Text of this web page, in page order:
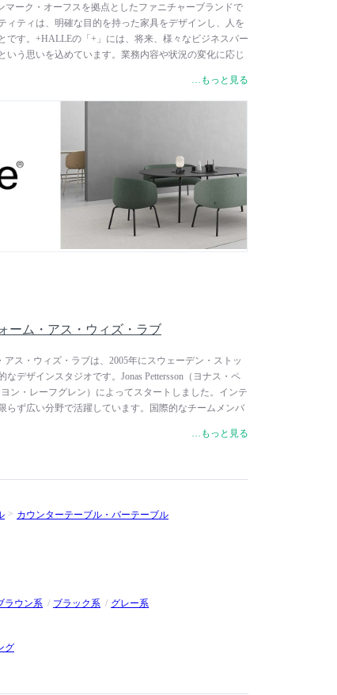
マーク・オーフスを拠点としたファニチャーブランドで
ィティは、明確な目的を持った家具をデザインし、人を
です。+HALLEの「+」には、将来、様々なビジネスパー
いう思いを込めています。業務内容や状況の変化に応じ
、プライバシーの確保に人々がどう関わっていくのか
ティスト、ライターなど様々な分野の専門家と一緒に探
製品の部材の組み立て、縫製は全てデンマーク内で行わ
ルの環境基準に従って製造されています。FSC認証を取
ているほか、金属部品は、99％リサイクル可能なスチー
は、伝統的なやり方に固執せず、ポジティブな変化を
ブランドの代表的存在です。
…もっと見る
ーム・アス・ウィズ・ラブ
アス・ウィズ・ラブは、2005年にスウェーデン・ストッ
デザインスタジオです。Jonas Pettersson（ヨナス・ペ
ヨン・レーフグレン）によってスタートしました。インテ
らず広い分野で活躍しています。国際的なチームメンバ
す。スタジオの核となるのは、伝統的なクリエイティブ
製品を発表しています。レッド・ドット・デザイン賞や
賞など数々の国際的なデザイン賞を受賞しています。
…もっと見る
カウンターテーブル・バーテーブル
ラウン系
ブラック系 グレー系
グ